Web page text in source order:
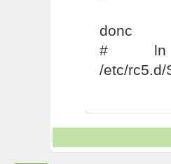
donc
# ln -
/etc/rc5.d/